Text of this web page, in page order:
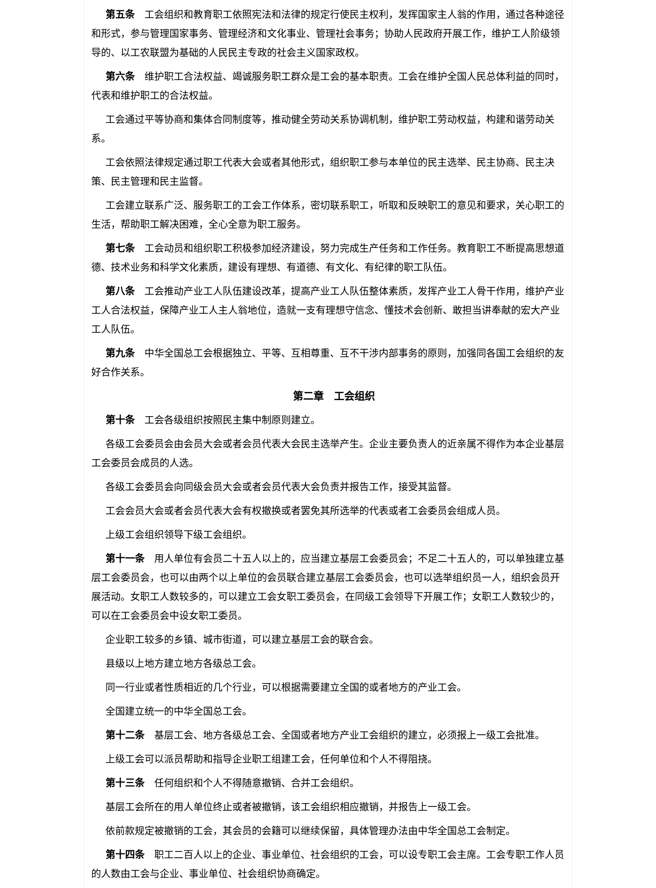
第五条工会组织和教育职工依照宪法和法律的规定行使民主权利，发挥国家主人翁的作用，通过各种途径
和形式，参与管理国家事务、管理经济和文化事业、管理社会事务；协助人民政府开展工作，维护工人阶级领
导的、以工农联盟为基础的人民民主专政的社会主义国家政权。
第六条维护职工合法权益、竭诚服务职工群众是工会的基本职责。工会在维护全国人民总体利益的同时，
代表和维护职工的合法权益。
工会通过平等协商和集体合同制度等，推动健全劳动关系协调机制，维护职工劳动权益，构建和谐劳动关
系。
工会依照法律规定通过职工代表大会或者其他形式，组织职工参与本单位的民主选举、民主协商、民主决
策、民主管理和民主监督。
工会建立联系广泛、服务职工的工会工作体系，密切联系职工，听取和反映职工的意见和要求，关心职工的
生活，帮助职工解决困难，全心全意为职工服务。
第七条工会动员和组织职工积极参加经济建设，努力完成生产任务和工作任务。教育职工不断提高思想道
德、技术业务和科学文化素质，建设有理想、有道德、有文化、有纪律的职工队伍。
第八条工会推动产业工人队伍建设改革，提高产业工人队伍整体素质，发挥产业工人骨干作用，维护产业
工人合法权益，保障产业工人主人翁地位，造就一支有理想守信念、懂技术会创新、敢担当讲奉献的宏大产业
工人队伍。
第九条中华全国总工会根据独立、平等、互相尊重、互不干涉内部事务的原则，加强同各国工会组织的友
好合作关系。
第二章 工会组织
第十条工会各级组织按照民主集中制原则建立。
各级工会委员会由会员大会或者会员代表大会民主选举产生。企业主要负责人的近亲属不得作为本企业基层
工会委员会成员的人选。
各级工会委员会向同级会员大会或者会员代表大会负责并报告工作，接受其监督。
工会会员大会或者会员代表大会有权撤换或者罢免其所选举的代表或者工会委员会组成人员。
上级工会组织领导下级工会组织。
第十一条用人单位有会员二十五人以上的，应当建立基层工会委员会；不足二十五人的，可以单独建立基
层工会委员会，也可以由两个以上单位的会员联合建立基层工会委员会，也可以选举组织员一人，组织会员开
展活动。女职工人数较多的，可以建立工会女职工委员会，在同级工会领导下开展工作；女职工人数较少的，
可以在工会委员会中设女职工委员。
企业职工较多的乡镇、城市街道，可以建立基层工会的联合会。
县级以上地方建立地方各级总工会。
同一行业或者性质相近的几个行业，可以根据需要建立全国的或者地方的产业工会。
全国建立统一的中华全国总工会。
第十二条基层工会、地方各级总工会、全国或者地方产业工会组织的建立，必须报上一级工会批准。
上级工会可以派员帮助和指导企业职工组建工会，任何单位和个人不得阻挠。
第十三条任何组织和个人不得随意撤销、合并工会组织。
基层工会所在的用人单位终止或者被撤销，该工会组织相应撤销，并报告上一级工会。
依前款规定被撤销的工会，其会员的会籍可以继续保留，具体管理办法由中华全国总工会制定。
第十四条职工二百人以上的企业、事业单位、社会组织的工会，可以设专职工会主席。工会专职工作人员
的人数由工会与企业、事业单位、社会组织协商确定。